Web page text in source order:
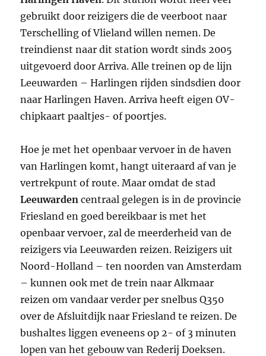
gebruikt door reizigers die de veerboot naar
Terschelling of Vlieland willen nemen. De
treindienst naar dit station wordt sinds 2005
uitgevoerd door Arriva. Alle treinen op de lijn
Leeuwarden – Harlingen rijden sindsdien door
naar Harlingen Haven. Arriva heeft eigen OV-
chipkaart paaltjes- of poortjes.
Hoe je met het openbaar vervoer in de haven
van Harlingen komt, hangt uiteraard af van je
vertrekpunt of route. Maar omdat de stad
Leeuwarden centraal gelegen is in de provincie
Friesland en goed bereikbaar is met het
openbaar vervoer, zal de meerderheid van de
reizigers via Leeuwarden reizen. Reizigers uit
Noord-Holland – ten noorden van Amsterdam
– kunnen ook met de trein naar Alkmaar
reizen om vandaar verder per snelbus Q350
over de Afsluitdijk naar Friesland te reizen. De
bushaltes liggen eveneens op 2- of 3 minuten
lopen van het gebouw van Rederij Doeksen.